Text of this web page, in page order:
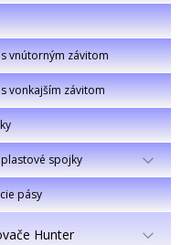
s vnútorným závitom
s vonkajším závitom
spojky
pásy
Hunter